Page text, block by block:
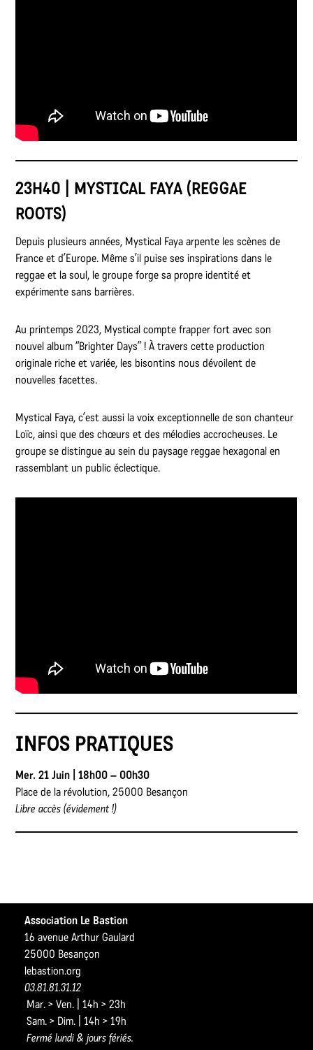
23H40 | MYSTICAL FAYA (REGGAE
ROOTS)
Depuis plusieurs années, Mystical Faya arpente les scènes de
France et d’Europe. Même s’il puise ses inspirations dans le
reggae et la soul, le groupe forge sa propre identité et
expérimente sans barrières.
Au printemps 2023, Mystical compte frapper fort avec son
nouvel album “Brighter Days” ! À travers cette production
originale riche et variée, les bisontins nous dévoilent de
nouvelles facettes.
Mystical Faya, c’est aussi la voix exceptionnelle de son chanteur
Loïc, ainsi que des chœurs et des mélodies accrocheuses. Le
groupe se distingue au sein du paysage reggae hexagonal en
rassemblant un public éclectique.
INFOS PRATIQUES
Mer. 21 Juin | 18h00 – 00h30
Place de la révolution, 25000 Besançon
Libre accès (évidement !)
Association Le Bastion
16 avenue Arthur Gaulard
25000 Besançon
lebastion.org
03.81.81.31.12
Mar. > Ven. | 14h > 23h
Sam. > Dim. | 14h > 19h
Fermé lundi & jours fériés.